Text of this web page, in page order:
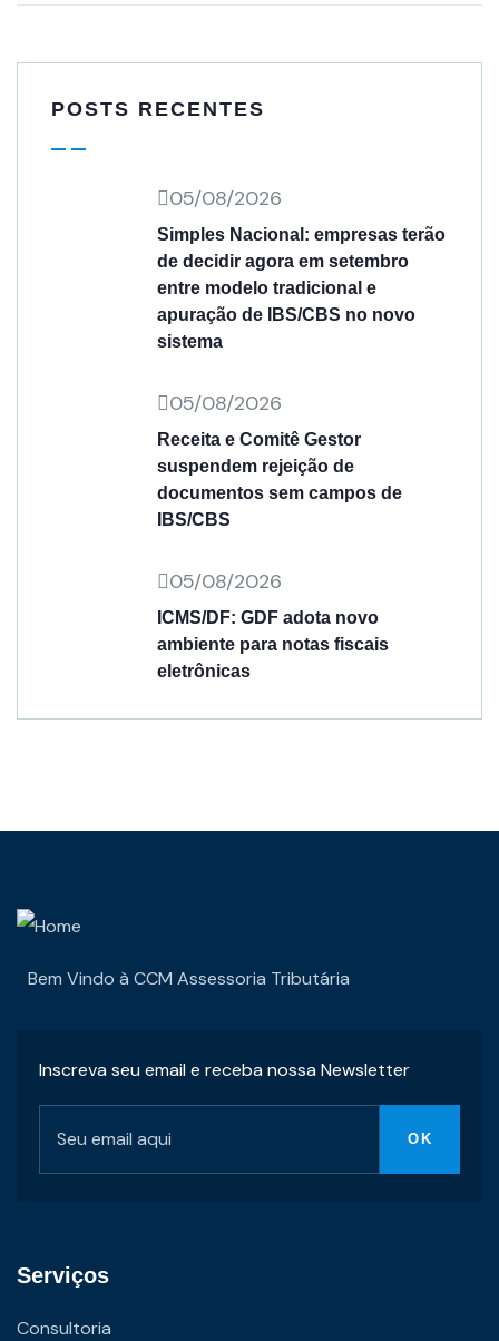
POSTS RECENTES
05/08/2026
Simples Nacional: empresas terão
de decidir agora em setembro
entre modelo tradicional e
apuração de IBS/CBS no novo
sistema
05/08/2026
Receita e Comitê Gestor
suspendem rejeição de
documentos sem campos de
IBS/CBS
05/08/2026
ICMS/DF: GDF adota novo
ambiente para notas fiscais
eletrônicas
Bem Vindo à CCM Assessoria Tributária
Inscreva seu email e receba nossa Newsletter
Serviços
Consultoria